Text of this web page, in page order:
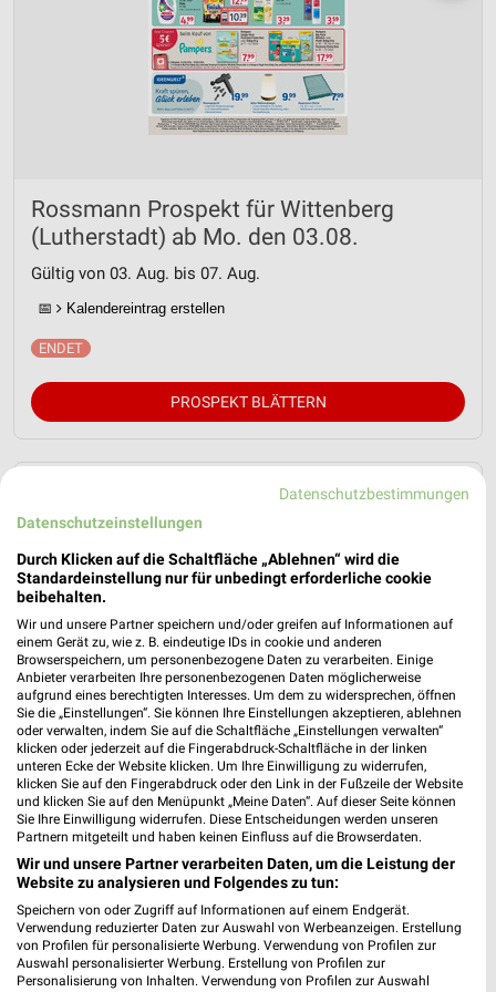
Rossmann Prospekt für Wittenberg
(Lutherstadt) ab Mo. den 03.08.
Gültig von 03. Aug. bis 07. Aug.
📅 Kalendereintrag erstellen
PROSPEKT BLÄTTERN
BABY & SCHWANGERSCHAFT FITNESS
Datenschutzbestimmungen
Datenschutzeinstellungen
Durch Klicken auf die Schaltfläche „Ablehnen“ wird die
Standardeinstellung nur für unbedingt erforderliche cookie
beibehalten.
Wir und unsere Partner speichern und/oder greifen auf Informationen auf
einem Gerät zu, wie z. B. eindeutige IDs in cookie und anderen
Browserspeichern, um personenbezogene Daten zu verarbeiten. Einige
Anbieter verarbeiten Ihre personenbezogenen Daten möglicherweise
aufgrund eines berechtigten Interesses. Um dem zu widersprechen, öffnen
Sie die „Einstellungen“. Sie können Ihre Einstellungen akzeptieren, ablehnen
oder verwalten, indem Sie auf die Schaltfläche „Einstellungen verwalten“
klicken oder jederzeit auf die Fingerabdruck-Schaltfläche in der linken
unteren Ecke der Website klicken. Um Ihre Einwilligung zu widerrufen,
klicken Sie auf den Fingerabdruck oder den Link in der Fußzeile der Website
und klicken Sie auf den Menüpunkt „Meine Daten“. Auf dieser Seite können
Sie Ihre Einwilligung widerrufen. Diese Entscheidungen werden unseren
Partnern mitgeteilt und haben keinen Einfluss auf die Browserdaten.
Wir und unsere Partner verarbeiten Daten, um die Leistung der
Website zu analysieren und Folgendes zu tun:
Speichern von oder Zugriff auf Informationen auf einem Endgerät.
Verwendung reduzierter Daten zur Auswahl von Werbeanzeigen. Erstellung
von Profilen für personalisierte Werbung. Verwendung von Profilen zur
Auswahl personalisierter Werbung. Erstellung von Profilen zur
Personalisierung von Inhalten. Verwendung von Profilen zur Auswahl